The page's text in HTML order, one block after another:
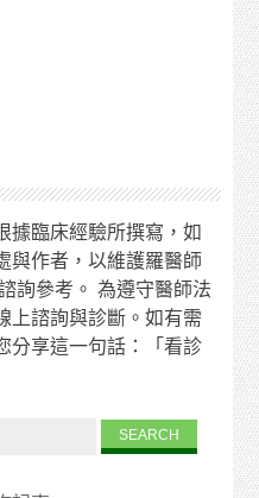
據臨床經驗所撰寫，如
與作者，以維護羅醫師
詢參考。 為遵守醫師法
上諮詢與診斷。如有需
分享這一句話：「看診